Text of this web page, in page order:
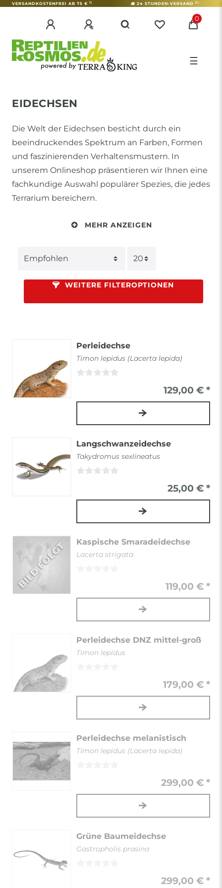
VERSANDKOSTENFREI AB 75 € 1) 24 STUNDEN-VERSAND 2)
0
☰
EIDECHSEN
Die Welt der Eidechsen besticht durch ein
beeindruckendes Spektrum an Farben, Formen
und faszinierenden Verhaltensmustern. In
unserem Onlineshop präsentieren wir Ihnen eine
fachkundige Auswahl populärer Spezies, die jedes
Terrarium bereichern.
MEHR ANZEIGEN
WEITERE FILTEROPTIONEN
Perleidechse
Timon lepidus (Lacerta lepida)
129,00 € *
Langschwanzeidechse
Takydromus sexlineatus
25,00 € *
Kaspische Smaradeidechse
Lacerta strigata
119,00 € *
Perleidechse DNZ mittel-groß
Timon lepidus
179,00 € *
Perleidechse melanistisch
Timon lepidus (Lacerta lepida)
299,00 € *
Grüne Baumeidechse
Gastropholis prasina
299,00 € *